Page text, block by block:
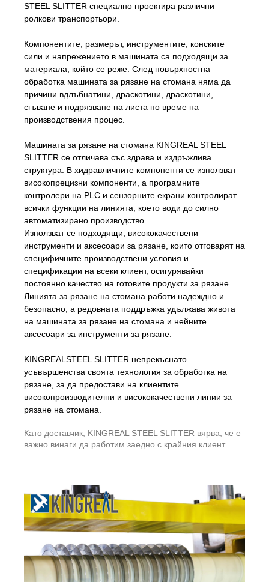
STEEL SLITTER специално проектира различни
ролкови транспортьори.
Компонентите, размерът, инструментите, конските
сили и напрежението в машината са подходящи за
материала, който се реже. След повърхностна
обработка машината за рязане на стомана няма да
причини вдлъбнатини, драскотини, драскотини,
сгъване и подрязване на листа по време на
производствения процес.
Машината за рязане на стомана KINGREAL STEEL
SLITTER се отличава със здрава и издръжлива
структура. В хидравличните компоненти се използват
високопрецизни компоненти, а програмните
контролери на PLC и сензорните екрани контролират
всички функции на линията, което води до силно
автоматизирано производство.
Използват се подходящи, висококачествени
инструменти и аксесоари за рязане, които отговарят на
специфичните производствени условия и
спецификации на всеки клиент, осигурявайки
постоянно качество на готовите продукти за рязане.
Линията за рязане на стомана работи надеждно и
безопасно, а редовната поддръжка удължава живота
на машината за рязане на стомана и нейните
аксесоари за инструменти за рязане.
KINGREALSTEEL SLITTER непрекъснато
усъвършенства своята технология за обработка на
рязане, за да предостави на клиентите
високопроизводителни и висококачествени линии за
рязане на стомана.
Като доставчик, KINGREAL STEEL SLITTER вярва, че е
важно винаги да работим заедно с крайния клиент.